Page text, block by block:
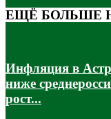
ЕЩЁ БОЛЬШЕ
Инфляция в
ниже
рост...